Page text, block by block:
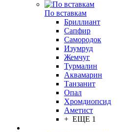
По вставкам
Бриллиант
Сапфир
Самородок
Изумруд
Жемчуг
Турмалин
Аквамарин
Танзанит
Опал
Хромдиопсид
Аметист
+ ЕЩЕ 1